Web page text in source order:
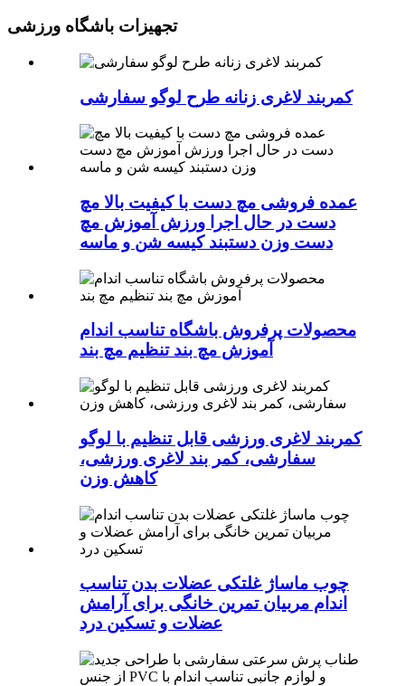
تجهیزات باشگاه ورزشی
کمربند لاغری زنانه طرح لوگو سفارشی
عمده فروشی مچ دست با کیفیت بالا مچ
دست در حال اجرا ورزش آموزش مچ
دست وزن دستبند کیسه شن و ماسه
محصولات پرفروش باشگاه تناسب اندام
آموزش مچ بند تنظیم مچ بند
کمربند لاغری ورزشی قابل تنظیم با لوگو
سفارشی، کمر بند لاغری ورزشی،
کاهش وزن
چوب ماساژ غلتکی عضلات بدن تناسب
اندام مربیان تمرین خانگی برای آرامش
عضلات و تسکین درد